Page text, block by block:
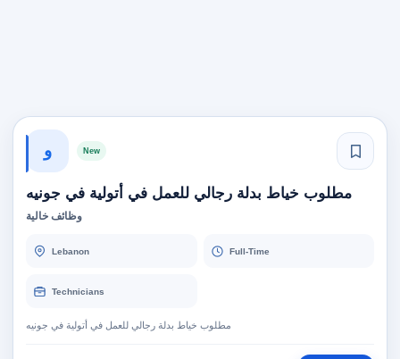
و New
مطلوب خياط بدلة رجالي للعمل في أتولية في جونيه
وظائف خالية
Lebanon Full-Time
Technicians
مطلوب خياط بدلة رجالي للعمل في أتولية في جونيه